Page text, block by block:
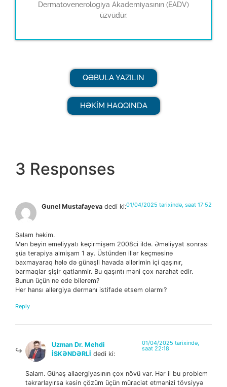
Dermatovenerologiya Akademiyasının (EADV)
üzvüdür.
QƏBULA YAZILIN
HƏKİM HAQQINDA
3 Responses
Gunel Mustafayeva dedi ki:01/04/2025 tarixində, saat 17:52
Salam həkim.
Mən beyin əməliyyatı keçirmişəm 2008ci ildə. Əməliyyat sonrası
şüa terapiya almişam 1 ay. Üstünden illər keçməsinə
baxmayaraq hələ də günəşli havada əllərimin içi qaşınır,
barmaqlar şişir qatlanmir. Bu qaşıntı məni çox narahat edir.
Bunun üçün ne ede bilerem?
Her hansı allergiya dermanı istifade etsem olarmı?
Reply
Uzman Dr. Mehdi
İSKƏNDƏRLİ dedi ki:
01/04/2025 tarixində,
saat 22:18
Salam. Günəş allaergiyasının çox növü var. Hər il bu problem
təkrarlayırsa kəsin çözüm üçün müraciət etmənizi tövsiyyə